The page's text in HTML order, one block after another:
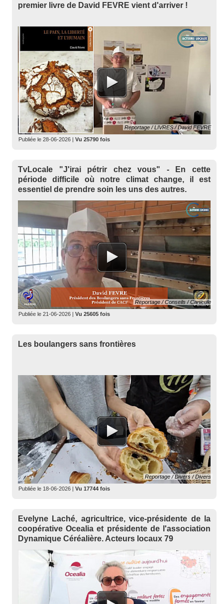
premier livre de David FEVRE vient d'arriver !
Reportage / LIVRES / David FEVRE
Publiée le 28-06-2026 Vu 25790 fois
TvLocale "J'irai pétrir chez vous" - ​En cette
période difficile où notre climat change, il est
essentiel de prendre soin les uns des autres.
Reportage / Conseils / Canicule
Publiée le 21-06-2026 | Vu 25605 fois
Les boulangers sans frontières
Reportage / Divers / Divers
Publiée le 18-06-2026 | Vu 17744 fois
Evelyne Laché, agricultrice, vice-présidente de la
coopérative Ocealia et présidente de l'association
Dynamique Céréalière. Acteurs locaux 79